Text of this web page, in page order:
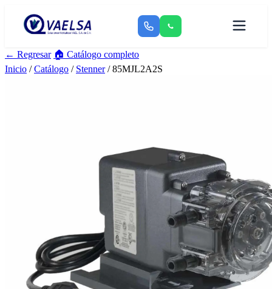
← Regresar 🏠 Catálogo completo
Inicio /Catálogo / Stenner/ 85MJL2A2S